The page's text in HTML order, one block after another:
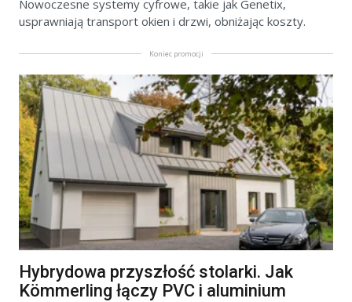
Nowoczesne systemy cyfrowe, takie jak Genetix,
usprawniają transport okien i drzwi, obniżając koszty.
Koniec promocji
Hybrydowa przyszłość stolarki. Jak
Kömmerling łączy PVC i aluminium